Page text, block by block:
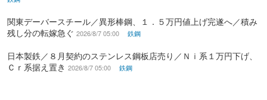
関東デーバースチール／異形棒鋼、１．５万円値上げ完遂へ／積み
残し分の転嫁急ぐ 2026/8/7 05:00 鉄鋼
日本製鉄／８月契約のステンレス鋼板店売り／Ｎｉ系１万円下げ、
Ｃｒ系据え置き 2026/8/7 05:00 鉄鋼